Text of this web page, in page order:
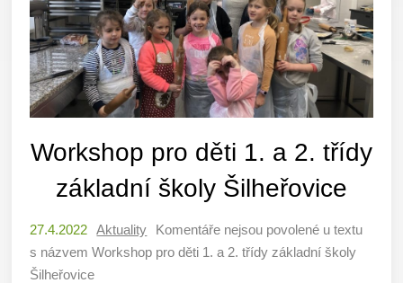
Workshop pro děti 1. a 2. třídy
základní školy Šilheřovice
27.4.2022 Aktuality Komentáře nejsou povolené u textu
s názvem Workshop pro děti 1. a 2. třídy základní školy
Šilheřovice